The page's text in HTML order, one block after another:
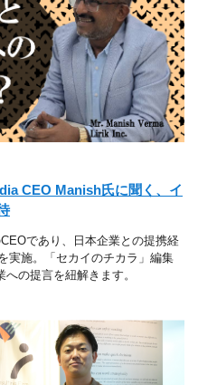
CEO Manish氏に聞く、イ
であり、日本企業との提携経
実施。「セカイのチカラ」編集
の提言を紐解きます。